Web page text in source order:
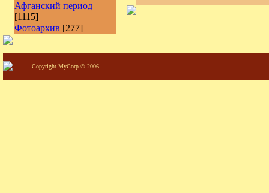
Афганский период
[1115]
Фотоархив [277]
Copyright MyCorp © 2006